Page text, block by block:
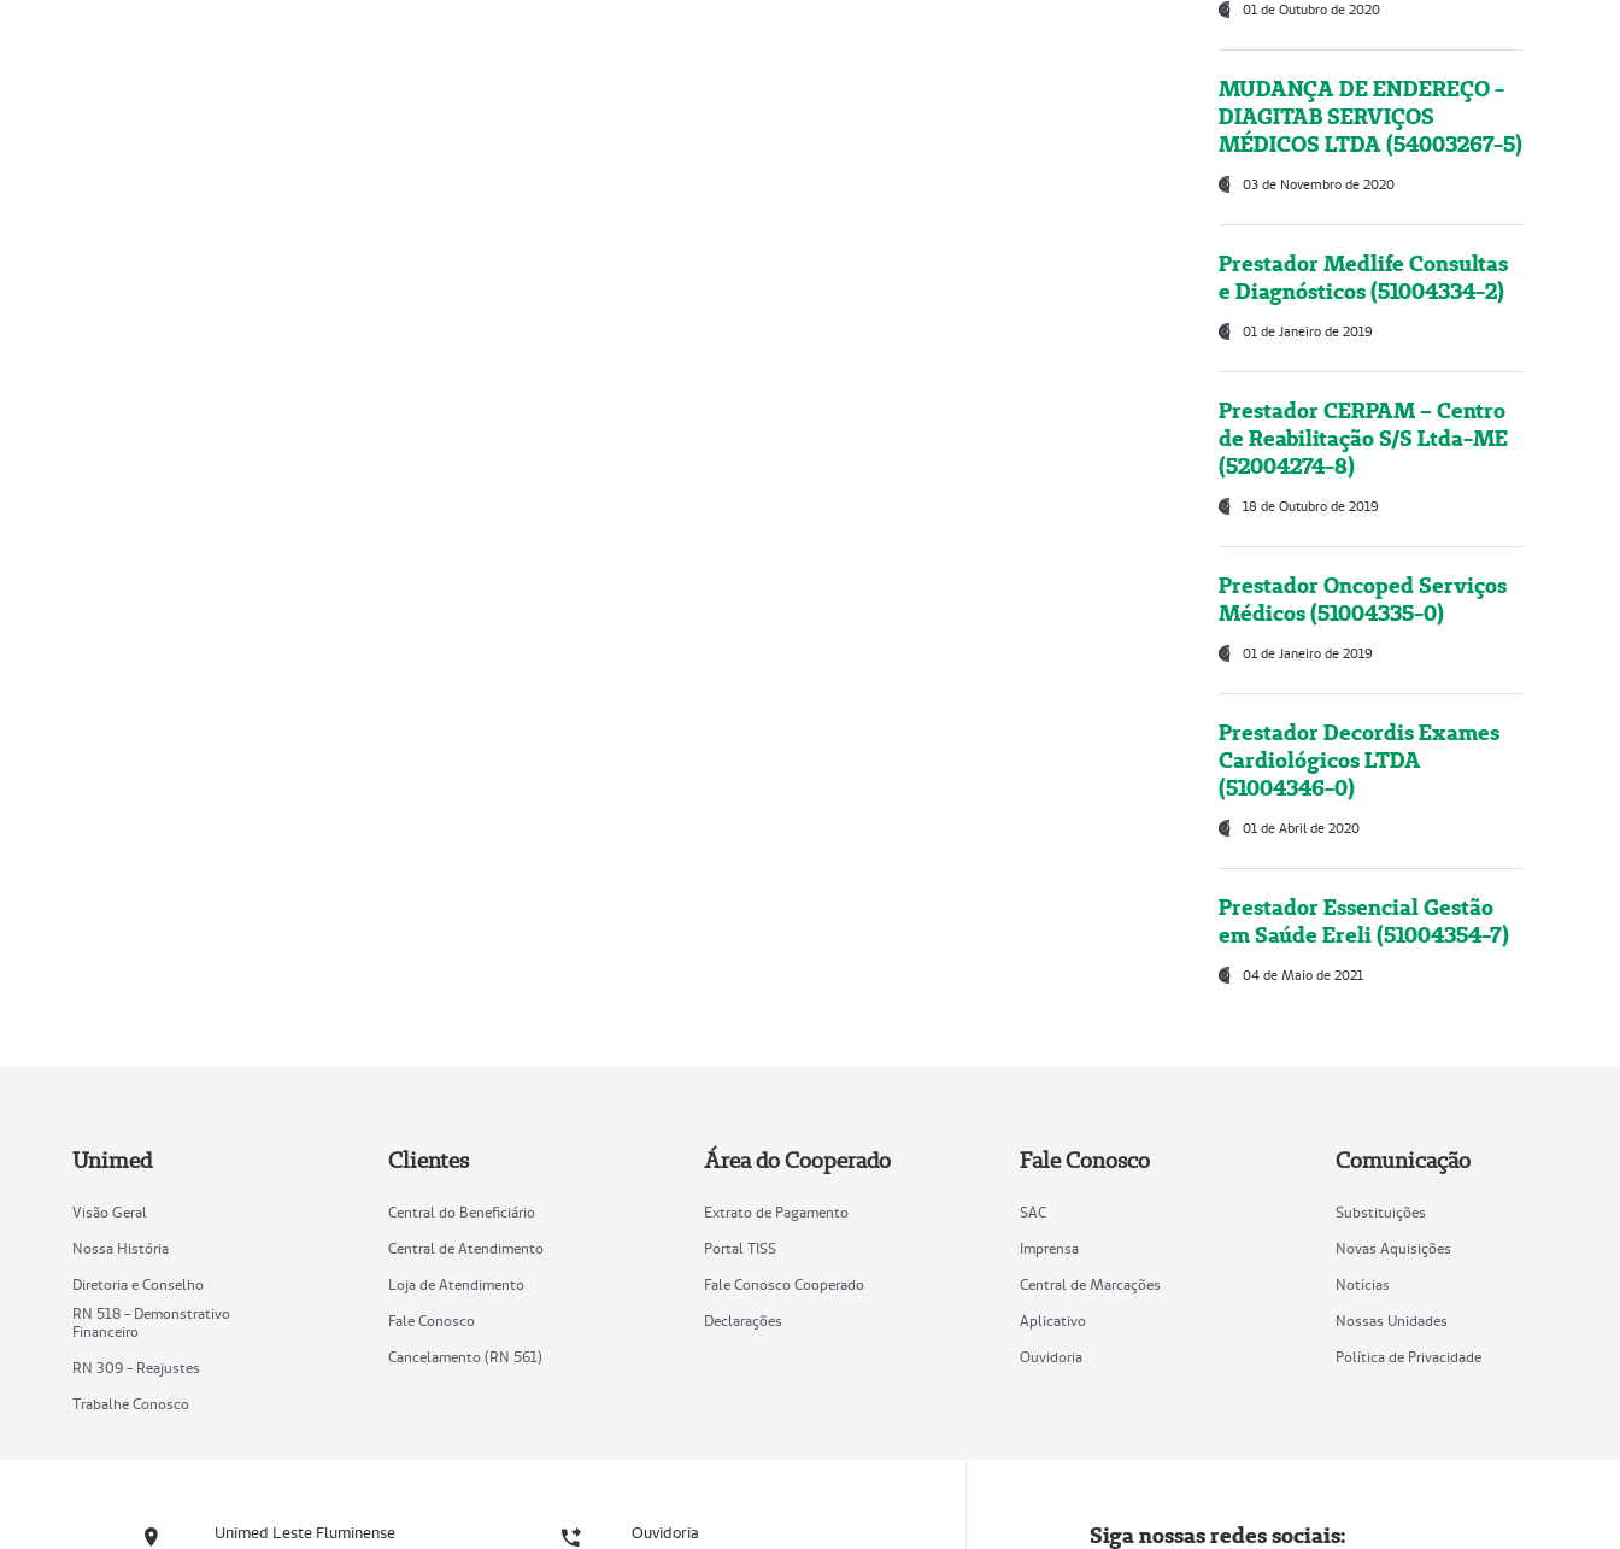
01 de Outubro de 2020
MUDANÇA DE ENDEREÇO -
DIAGITAB SERVIÇOS
MÉDICOS LTDA (54003267-5)
03 de Novembro de 2020
Prestador Medlife Consultas
e Diagnósticos (51004334-2)
01 de Janeiro de 2019
Prestador CERPAM – Centro
de Reabilitação S/S Ltda-ME
(52004274-8)
18 de Outubro de 2019
Prestador Oncoped Serviços
Médicos (51004335-0)
01 de Janeiro de 2019
Prestador Decordis Exames
Cardiológicos LTDA
(51004346-0)
01 de Abril de 2020
Prestador Essencial Gestão
em Saúde Ereli (51004354-7)
04 de Maio de 2021
Unimed
Visão Geral
Nossa História
Diretoria e Conselho
RN 518 - Demonstrativo
Financeiro
RN 309 - Reajustes
Trabalhe Conosco
Clientes
Central do Beneficiário
Central de Atendimento
Loja de Atendimento
Fale Conosco
Cancelamento (RN 561)
Área do Cooperado
Extrato de Pagamento
Portal TISS
Fale Conosco Cooperado
Declarações
Fale Conosco
SAC
Imprensa
Central de Marcações
Aplicativo
Ouvidoria
Comunicação
Substituições
Novas Aquisições
Notícias
Nossas Unidades
Política de Privacidade
Unimed Leste Fluminense Ouvidoria Siga nossas redes sociais: